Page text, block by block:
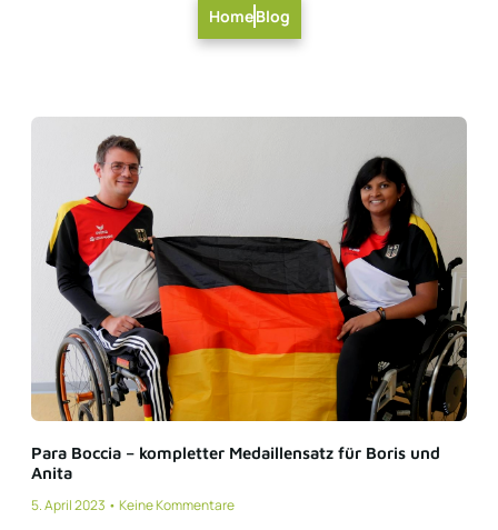
HomeBlog
Para Boccia – kompletter Medaillensatz für Boris und
Anita
5. April 2023
Keine Kommentare